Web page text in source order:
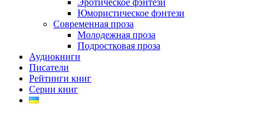
Эротическое фэнтези
Юмористическое фэнтези
Современная проза
Молодежная проза
Подростковая проза
Аудиокниги
Писатели
Рейтинги книг
Серии книг